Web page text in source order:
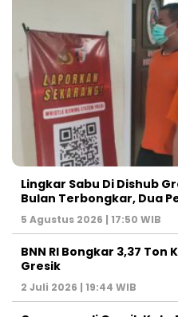
Lingkar Sabu Di Dishub
Bulan Terbongkar, Dua
5 Agustus 2026 | 17:50 WIB
BNN RI Bongkar 3,37 Ton
Gresik
2 Juli 2026 | 19:44 WIB